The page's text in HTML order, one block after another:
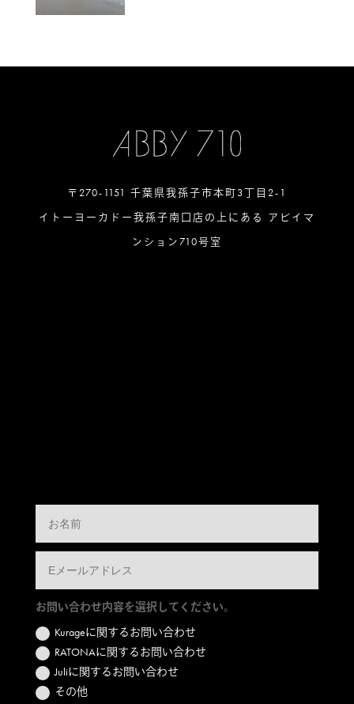
〒270-1151 千葉県我孫子市本町3丁目2-1
イトーヨーカドー我孫子南口店の上にある アビイマ
ンション710号室
お問い合わせ内容を選択してください。
Kurageに関するお問い合わせ
RATONAに関するお問い合わせ
Juliに関するお問い合わせ
その他